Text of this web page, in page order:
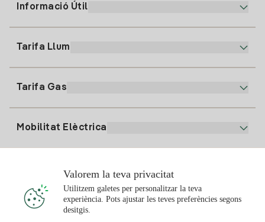
91 919 52 73
clientes@tuiberdrola.es
Informació Útil
Alta Gas
Tarifa Llum
Tarifa Gas
Mobilitat Elèctrica
Punts de Recàrrega
T'interessa
Valorem la teva privacitat
Utilitzem galetes per personalitzar la teva
experiència. Pots ajustar les teves preferències segons
desitgis.